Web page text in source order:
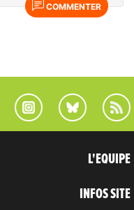
COMMENTER
L'EQUIPE
INFOS SITE